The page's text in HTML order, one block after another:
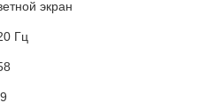
экран
Гц